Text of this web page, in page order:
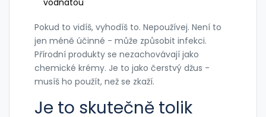
Pokud to vidíš, vyhodíš to. Nepoužívej. Není to
jen méně účinné - může způsobit infekci.
Přírodní produkty se nezachovávají jako
chemické krémy. Je to jako čerstvý džus -
musíš ho použít, než se zkaží.
Je to skutečně tolik